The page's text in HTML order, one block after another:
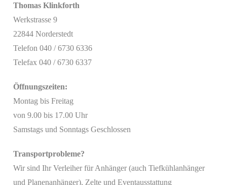
Thomas Klinkforth
Werkstrasse 9
22844 Norderstedt
Telefon 040 / 6730 6336
Telefax 040 / 6730 6337
Öffnungszeiten:
Montag bis Freitag
von 9.00 bis 17.00 Uhr
Samstags und Sonntags Geschlossen
Transportprobleme?
Wir sind Ihr Verleiher für Anhänger (auch Tiefkühlanhänger
und Planenanhänger), Zelte und Eventausstattung
Mit